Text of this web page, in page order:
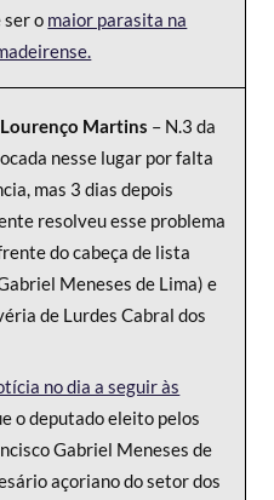
ser o maior parasita na
Martins – N.3 da
nesse lugar por falta
mas 3 dias depois
resolveu esse problema
do cabeça de lista
Meneses de Lima) e
de Lurdes Cabral dos
no dia a seguir às
o deputado eleito pelos
Gabriel Meneses de
açoriano do setor dos